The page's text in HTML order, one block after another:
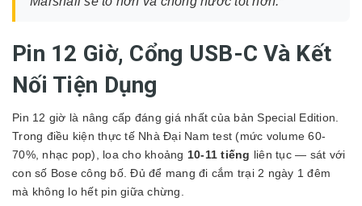
Pin 12 Giờ, Cổng USB-C Và Kết
Nối Tiện Dụng
Pin 12 giờ là nâng cấp đáng giá nhất của bản Special Edition.
Trong điều kiện thực tế Nhà Đại Nam test (mức volume 60-
70%, nhạc pop), loa cho khoảng 10-11 tiếng liên tục — sát với
con số Bose công bố. Đủ để mang đi cắm trại 2 ngày 1 đêm
mà không lo hết pin giữa chừng.